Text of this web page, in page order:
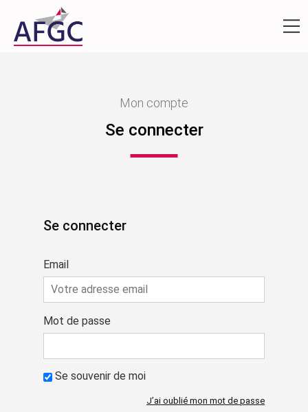
Mon compte
Se connecter
Se connecter
Email
Mot de passe
Se souvenir de moi
J’ai oublié mon mot de passe